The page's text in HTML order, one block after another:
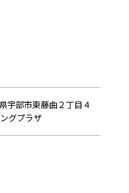
宇部市東藤曲２丁目４
グプラザ